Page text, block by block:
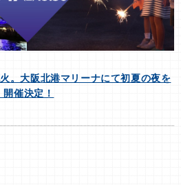
。大阪北港マリーナにて初夏の夜を
催決定！